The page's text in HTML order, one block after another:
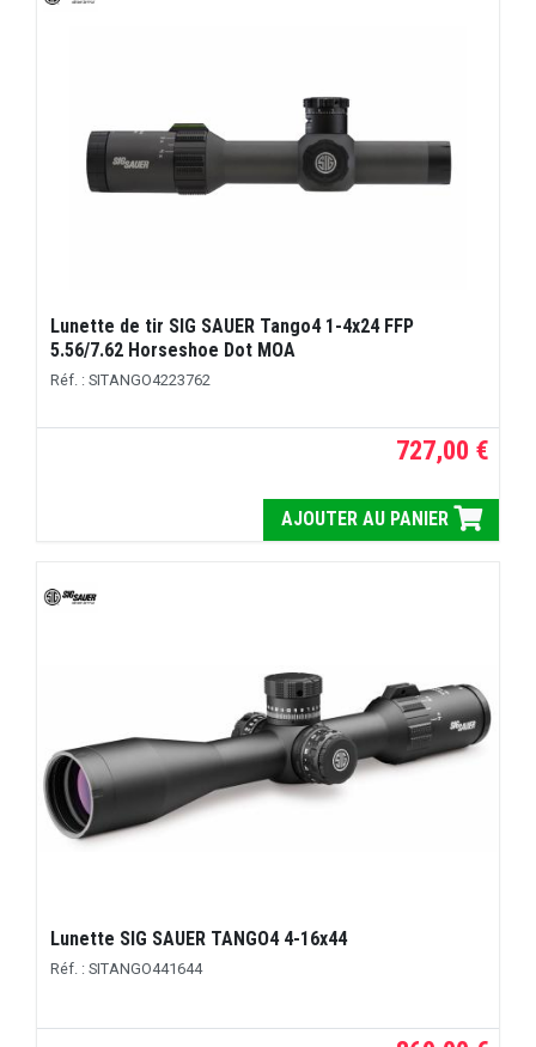
Lunette de tir SIG SAUER Tango4 1-4x24 FFP
5.56/7.62 Horseshoe Dot MOA
Réf. : SITANGO4223762
727,00 €
AJOUTER AU PANIER
Lunette SIG SAUER TANGO4 4-16x44
Réf. : SITANGO441644